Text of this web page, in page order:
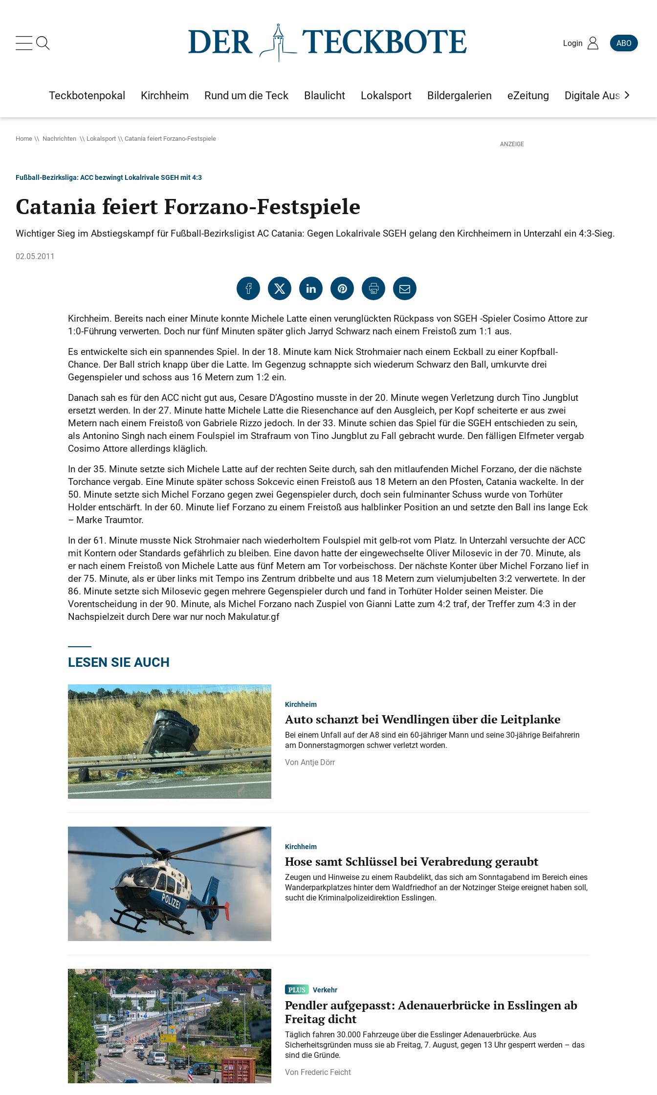
Login ABO
Teckbotenpokal Kirchheim Rund um die Teck Blaulicht Lokalsport Bildergalerien eZeitung Digitale Ausgaben
Home Nachrichten Lokalsport Catania feiert Forzano-Festspiele
Fußball-Bezirksliga: ACC bezwingt Lokalrivale SGEH mit 4:3
Catania feiert Forzano-Festspiele
Wichtiger Sieg im Abstiegskampf für Fußball-Bezirksligist AC Catania: Gegen Lokalrivale SGEH gelang den Kirchheimern in Unterzahl ein 4:3-Sieg.
02.05.2011
Kirchheim. Bereits nach einer Minute konnte Michele Latte einen verunglückten Rückpass von SGEH -Spieler Cosimo Attore zur
1:0-Führung verwerten. Doch nur fünf Minuten später glich Jarryd Schwarz nach einem Freistoß zum 1:1 aus.
Es entwickelte sich ein spannendes Spiel. In der 18. Minute kam Nick Strohmaier nach einem Eckball zu einer Kopfball-
Chance. Der Ball strich knapp über die Latte. Im Gegenzug schnappte sich wiederum Schwarz den Ball, umkurvte drei
Gegenspieler und schoss aus 16 Metern zum 1:2 ein.
Danach sah es für den ACC nicht gut aus, Cesare D’Agostino musste in der 20. Minute wegen Verletzung durch Tino Jungblut
ersetzt werden. In der 27. Minute hatte Michele Latte die Riesenchance auf den Ausgleich, per Kopf scheiterte er aus zwei
Metern nach einem Freistoß von Gabriele Rizzo jedoch. In der 33. Minute schien das Spiel für die SGEH entschieden zu sein,
als Antonino Singh nach einem Foulspiel im Strafraum von Tino Jungblut zu Fall gebracht wurde. Den fälligen Elfmeter vergab
Cosimo Attore allerdings kläglich.
In der 35. Minute setzte sich Michele Latte auf der rechten Seite durch, sah den mitlaufenden Michel Forzano, der die nächste
Torchance vergab. Eine Minute später schoss Sokcevic einen Freistoß aus 18 Metern an den Pfosten, Catania wackelte. In der
50. Minute setzte sich Michel Forzano gegen zwei Gegenspieler durch, doch sein fulminanter Schuss wurde von Torhüter
Holder entschärft. In der 60. Minute lief Forzano zu einem Freistoß aus halblinker Position an und setzte den Ball ins lange Eck
– Marke Traumtor.
In der 61. Minute musste Nick Strohmaier nach wiederholtem Foulspiel mit gelb-rot vom Platz. In Unterzahl versuchte der ACC
mit Kontern oder Standards gefährlich zu bleiben. Eine davon hatte der eingewechselte Oliver Milosevic in der 70. Minute, als
er nach einem Freistoß von Michele Latte aus fünf Metern am Tor vorbeischoss. Der nächste Konter über Michel Forzano lief in
der 75. Minute, als er über links mit Tempo ins Zentrum dribbelte und aus 18 Metern zum vielumjubelten 3:2 verwertete. In der
86. Minute setzte sich Milosevic gegen mehrere Gegenspieler durch und fand in Torhüter Holder seinen Meister. Die
Vorentscheidung in der 90. Minute, als Michel Forzano nach Zuspiel von Gianni Latte zum 4:2 traf, der Treffer zum 4:3 in der
Nachspielzeit durch Dere war nur noch Makulatur.gf
LESEN SIE AUCH
Kirchheim
Auto schanzt bei Wendlingen über die Leitplanke
Bei einem Unfall auf der A 8 sind ein 60-jähriger Mann und seine 30-jährige Beifahrerin
am Donnerstagmorgen schwer verletzt worden.
Antje Dörr
Kirchheim
Hose samt Schlüssel bei Verabredung geraubt
Zeugen und Hinweise zu einem Raubdelikt, das sich am Sonntagabend im Bereich eines
Wanderparkplatzes hinter dem Waldfriedhof an der Notzinger Steige ereignet haben soll,
sucht die Kriminalpolizeidirektion Esslingen.
Verkehr
Pendler aufgepasst: Adenauerbrücke in Esslingen ab
Freitag dicht
Täglich fahren 30.000 Fahrzeuge über die Esslinger Adenauerbrücke. Aus
Sicherheitsgründen muss sie ab Freitag, 7. August, gegen 13 Uhr gesperrt werden – das
sind die Gründe.
Frederic Feicht